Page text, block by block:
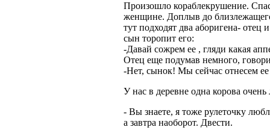
Произошло кораблекрушение.
женщине. Доплыв до
тут подходят два аборигена-
сын торопит его:
-Давай сожрем ее , гляди какая
Отец еще подумав немного,
-Нет, сынок! Мы сейчас отнесем
У нас в деревне одна корова
- Вы знаете, я тоже рулеточку
а завтра наоборот. Двести.